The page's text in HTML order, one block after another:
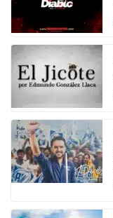
b
o
o
k